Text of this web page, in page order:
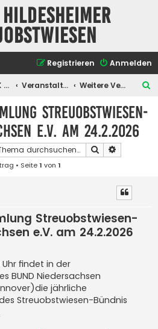
Hildesheimer
Anmelden
Registrieren
Forum AK Hildesheimer Streuobstwiesen Veranstaltungen Weitere Veranstaltungen
Streuobstwiesen-
e.V. am 24.2.2026
Suche
• Seite1 von 1
Streuobstwiesen-
e.V. am 24.2.2026
Uhr findet in der
BUND Niedersachsen
jährliche
Streuobstwiesen-Bündnis